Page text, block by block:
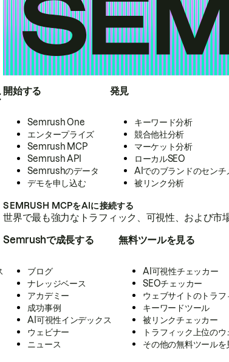
開始する
Semrush One
エンタープライズ
Semrush MCP
Semrush API
Semrushのデータ
デモを申し込む
発見
キーワード分析
競合他社分析
マーケット分析
ローカルSEO
AIでのブランドのセンチ
被リンク分析
SEMRUSH MCPをAIに接続する
世界で最も強力なトラフィック、可視性、および
Semrushで成長する
ブログ
ナレッジベース
アカデミー
成功事例
AI可視性インデックス
ウェビナー
ニュース
無料ツールを見る
AI可視性チェッカー
SEOチェッカー
ウェブサイトのトラ
キーワードツール
被リンクチェッカー
トラフィック上位の
その他の無料ツールを